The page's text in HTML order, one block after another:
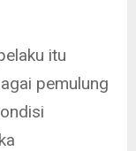
itu
pemulung